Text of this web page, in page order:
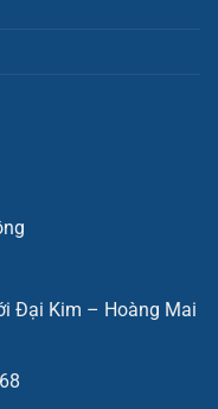
Đại Kim – Hoàng Mai